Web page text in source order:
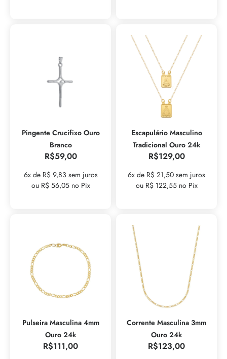
Pingente Crucifixo Ouro
Branco
R$59,00
6x de R$ 9,83 sem juros
ou R$ 56,05 no Pix
Escapulário Masculino
Tradicional Ouro 24k
R$129,00
6x de R$ 21,50 sem juros
ou R$ 122,55 no Pix
Pulseira Masculina 4mm
Ouro 24k
R$111,00
Corrente Masculina 3mm
Ouro 24k
R$123,00